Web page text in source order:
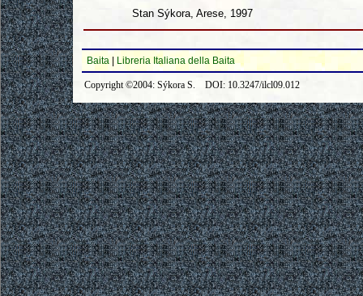
Stan Sýkora, Arese, 1997
Baita Libreria Italiana della Baita
Copyright ©2004: Sýkora S. DOI: 10.3247/ilcl09.012